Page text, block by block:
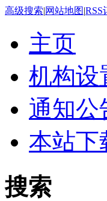
高级搜索|网站地图|RSS
主页
机构设
通知公
本站下
搜索